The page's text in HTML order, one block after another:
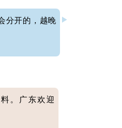
分开的，越晚
。广东欢迎